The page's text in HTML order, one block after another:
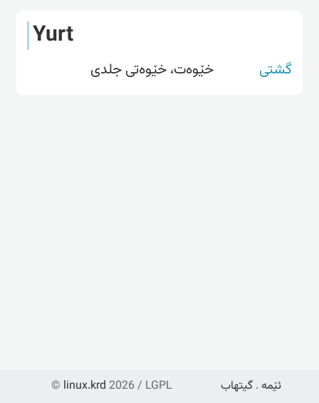
Yurt
گشتی خێوەت، خێوەتی جلدی
© linux.krd 2026 / LGPL ئێمە . گیتهاب